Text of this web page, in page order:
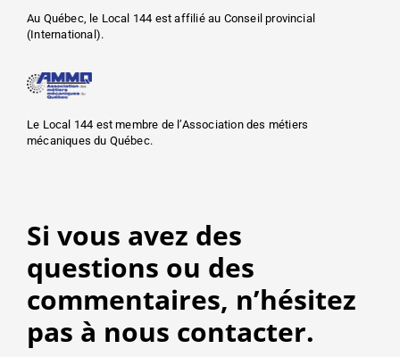
Au Québec, le Local 144 est affilié au Conseil provincial
(International).
Le Local 144 est membre de l’Association des métiers
mécaniques du Québec.
Si vous avez des
questions ou des
commentaires, n’hésitez
pas à nous contacter.